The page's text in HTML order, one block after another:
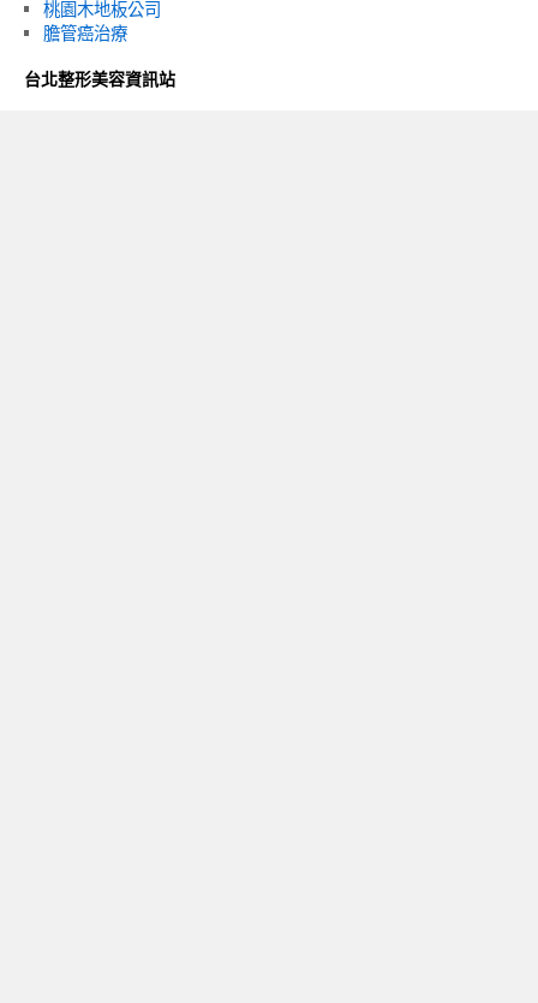
桃園木地板公司
膽管癌治療
台北整形美容資訊站